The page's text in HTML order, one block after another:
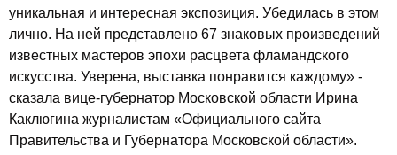
уникальная и интересная экспозиция. Убедилась в этом
лично. На ней представлено 67 знаковых произведений
известных мастеров эпохи расцвета фламандского
искусства. Уверена, выставка понравится каждому» -
сказала вице-губернатор Московской области Ирина
Каклюгина журналистам «Официального сайта
Правительства и Губернатора Московской области».